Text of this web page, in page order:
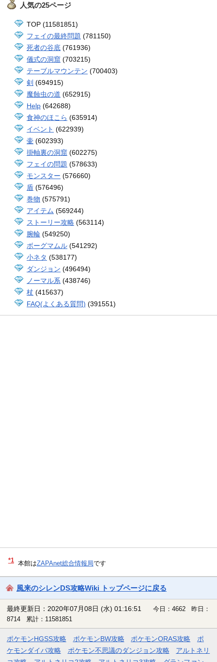
人気の25ページ
TOP (11581851)
フェイの最終問題 (781150)
死者の谷底 (761936)
儀式の洞窟 (703215)
テーブルマウンテン (700403)
剣 (694915)
魔蝕虫の道 (652915)
Help (642688)
食神のほこら (635914)
イベント (622939)
壷 (602393)
掛軸裏の洞窟 (602275)
フェイの問題 (578633)
モンスター (576660)
盾 (576496)
巻物 (575791)
アイテム (569244)
ストーリー攻略 (563114)
腕輪 (549250)
ボーグマムル (541292)
小ネタ (538177)
ダンジョン (496494)
ノーマル系 (438746)
杖 (415637)
FAQ(よくある質問) (391551)
*1 本館はZAPAnet総合情報局です
風来のシレンDS攻略Wiki トップページに戻る
最終更新日：2020年07月08日 (水) 01:16:51
今日：4662 昨日：
8714 累計：11581851
ポケモンHGSS攻略 ポケモンBW攻略 ポケモンORAS攻略
ポ
ケモンダイパ攻略
ポケモン不思議のダンジョン攻略
アルトネリ